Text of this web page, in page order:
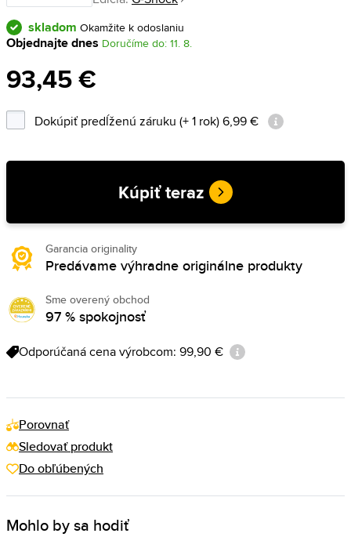
skladom Okamžite k odoslaniu
Objednajte dnes Doručíme do: 11. 8.
93,45 €
Dokúpiť predĺženú záruku (+ 1 rok) 6,99 €
Kúpiť teraz
Garancia originality
Predávame výhradne originálne produkty
Sme overený obchod
97 % spokojnosť
Odporúčaná cena výrobcom: 99,90 €
Porovnať
Sledovať produkt
Do obľúbených
Mohlo by sa hodiť